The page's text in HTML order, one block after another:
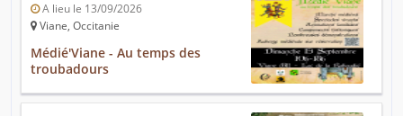
A lieu le 13/09/2026
Viane, Occitanie
Médié'Viane - Au temps des
troubadours